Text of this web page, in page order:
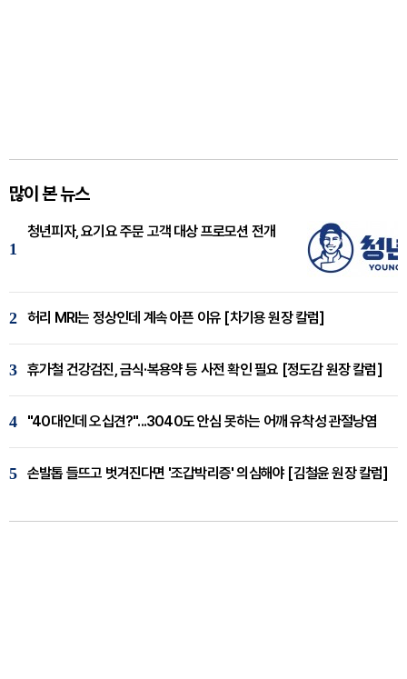
많이 본 뉴스
1
청년피자, 요기요 주문 고객 대상 프로모션 전개
2 허리 MRI는 정상인데 계속 아픈 이유 [차기용 원장 칼럼]
3 휴가철 건강검진, 금식·복용약 등 사전 확인 필요 [정도감 원장 칼럼]
4 "40대인데 오십견?"...3040도 안심 못하는 어깨 유착성 관절낭염
5 손발톱 들뜨고 벗겨진다면 '조갑박리증' 의심해야 [김철윤 원장 칼럼]